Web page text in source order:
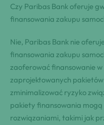
Czy Paribas Bank oferuje
finansowania zakupu
Nie, Paribas Bank nie
finansowania zakupu
zaoferować finansowanie
zaprojektowanych
zminimalizować ryzyko
pakiety finansowania mogą
rozwiązaniami, takimi jak